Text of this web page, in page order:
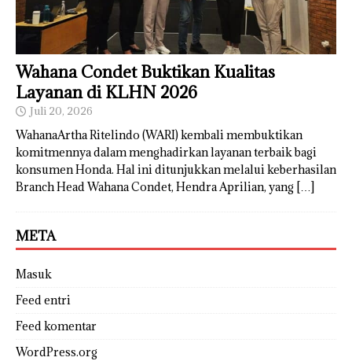
Wahana Condet Buktikan Kualitas
Layanan di KLHN 2026
Juli 20, 2026
WahanaArtha Ritelindo (WARI) kembali membuktikan
komitmennya dalam menghadirkan layanan terbaik bagi
konsumen Honda. Hal ini ditunjukkan melalui keberhasilan
Branch Head Wahana Condet, Hendra Aprilian, yang […]
META
Masuk
Feed entri
Feed komentar
WordPress.org